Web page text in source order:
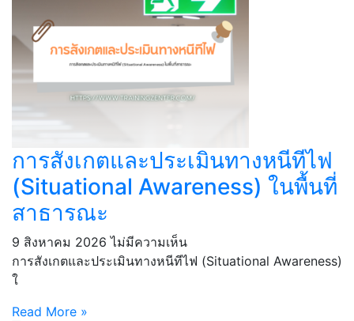
การสังเกตและประเมินทางหนีทีไฟ
(Situational Awareness) ในพื้นที่
สาธารณะ
9 สิงหาคม 2026ไม่มีความเห็น
การสังเกตและประเมินทางหนีทีไฟ (Situational Awareness)
ใ
Read More »